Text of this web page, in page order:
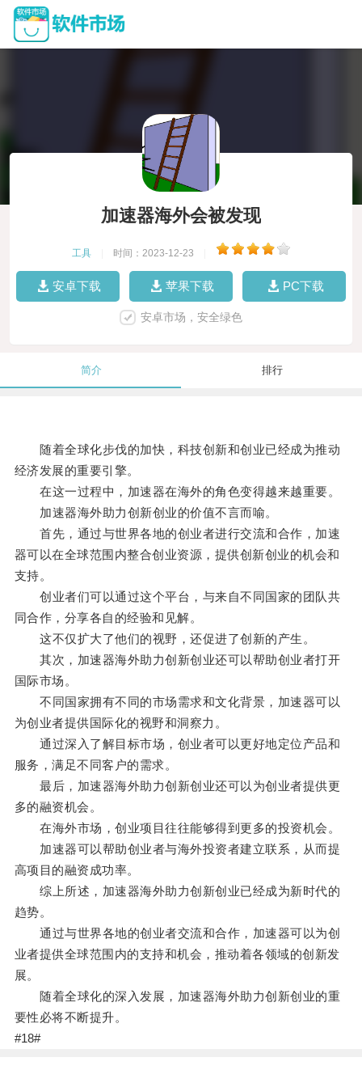
加速器海外会被发现
工具 时间：2023-12-23
安卓下载 苹果下载 PC下载
安卓市场，安全绿色
简介 排行
随着全球化步伐的加快，科技创新和创业已经成为推动
经济发展的重要引擎。
在这一过程中，加速器在海外的角色变得越来越重要。
加速器海外助力创新创业的价值不言而喻。
首先，通过与世界各地的创业者进行交流和合作，加速
器可以在全球范围内整合创业资源，提供创新创业的机会和
支持。
创业者们可以通过这个平台，与来自不同国家的团队共
同合作，分享各自的经验和见解。
这不仅扩大了他们的视野，还促进了创新的产生。
其次，加速器海外助力创新创业还可以帮助创业者打开
国际市场。
不同国家拥有不同的市场需求和文化背景，加速器可以
为创业者提供国际化的视野和洞察力。
通过深入了解目标市场，创业者可以更好地定位产品和
服务，满足不同客户的需求。
最后，加速器海外助力创新创业还可以为创业者提供更
多的融资机会。
在海外市场，创业项目往往能够得到更多的投资机会。
加速器可以帮助创业者与海外投资者建立联系，从而提
高项目的融资成功率。
综上所述，加速器海外助力创新创业已经成为新时代的
趋势。
通过与世界各地的创业者交流和合作，加速器可以为创
业者提供全球范围内的支持和机会，推动着各领域的创新发
展。
随着全球化的深入发展，加速器海外助力创新创业的重
要性必将不断提升。
#18#